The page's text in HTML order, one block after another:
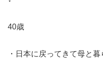
40歳
・日本に戻ってきて母と暮